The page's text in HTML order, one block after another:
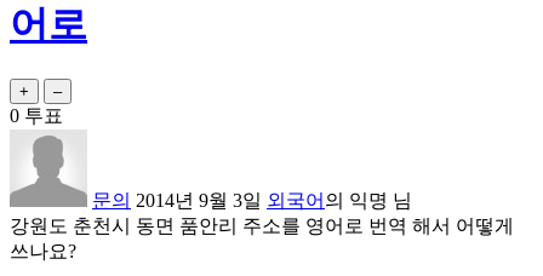
어로
0 투표
문의 2014년 9월 3일 외국어 의 익명 님
강원도 춘천시 동면 품안리 주소를 영어로 번역 해서 어떻게
쓰나요?